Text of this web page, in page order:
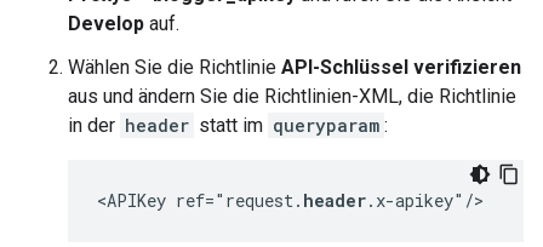
Develop auf.
Wählen Sie die Richtlinie API-Schlüssel verifizieren
aus und ändern Sie die Richtlinien-XML, die Richtlinie
in der header statt im queryparam :
<APIKey ref="request. header.x-apikey"/>